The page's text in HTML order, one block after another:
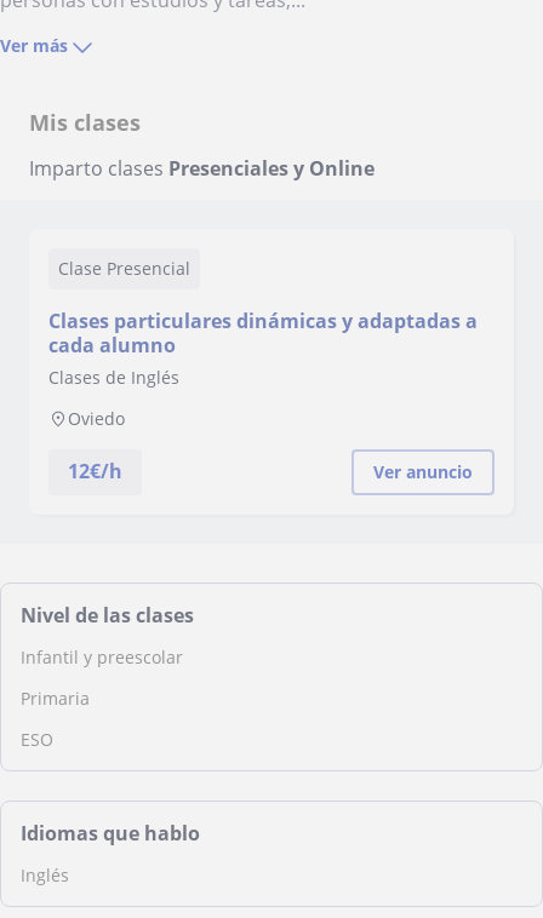
Ver más
Mis clases
Imparto clases Presenciales y Online
Clase Presencial
Clases particulares dinámicas y adaptadas a
cada alumno
Clases de Inglés
Oviedo
12€/h Ver anuncio
Nivel de las clases
Infantil y preescolar
Primaria
ESO
Idiomas que hablo
Inglés